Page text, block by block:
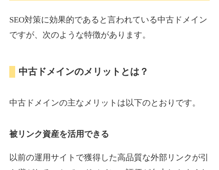
DA37 外部リンク数629 ドメイン年齢1年
10,800円 入札 0件
econopundit.com
外部リンク数 446
SEO対策に効果的であると言われている中古ドメイン
ですが、次のような特徴があります。
中古ドメインのメリットとは？
中古ドメインの主なメリットは以下のとおりです。
被リンク資産を活用できる
以前の運用サイトで獲得した高品質な外部リンクが引